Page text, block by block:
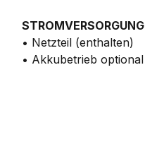
STROMVERSORGUNG
• Netzteil (enthalten)
• Akkubetrieb optional